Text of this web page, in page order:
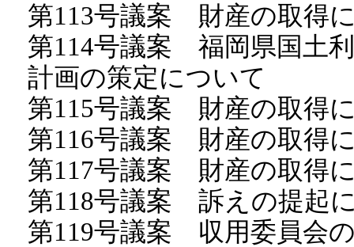
第113号議案 財産の取得
第114号議案 福岡県国土
計画の策定について
第115号議案 財産の取得
第116号議案 財産の取得
第117号議案 財産の取得
第118号議案 訴えの提起
第119号議案 収用委員会